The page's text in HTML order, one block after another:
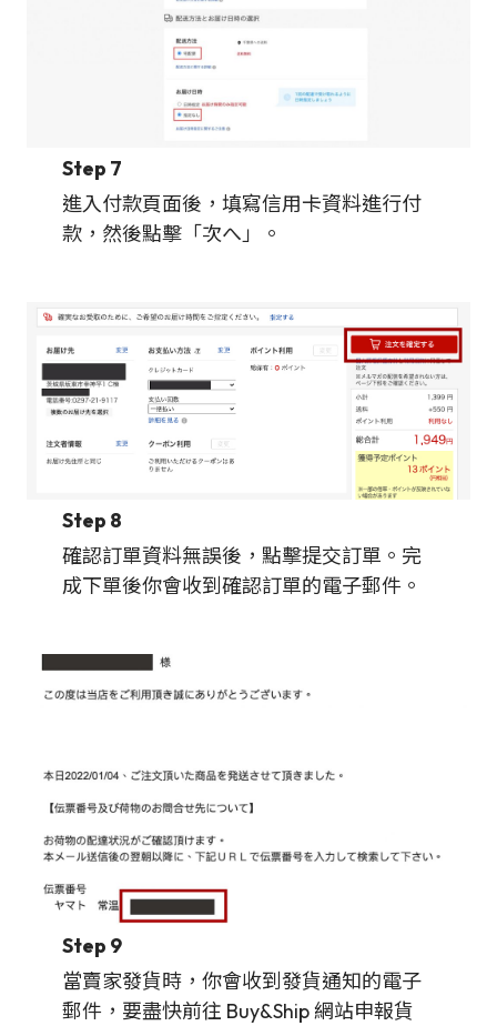
Step 7
進入付款頁面後，填寫信用卡資料進行付
款，然後點擊「次へ」。
Step 8
確認訂單資料無誤後，點擊提交訂單。完
成下單後你會收到確認訂單的電子郵件。
Step 9
當賣家發貨時，你會收到發貨通知的電子
郵件，要盡快前往 Buy&Ship 網站申報貨